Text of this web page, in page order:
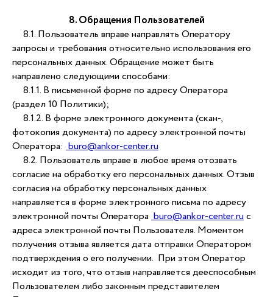
8. Обращения Пользователей
8.1. Пользователь вправе направлять Оператору
запросы и требования относительно использования его
персональных данных. Обращение может быть
направлено следующими способами:
8.1.1. В письменной форме по адресу Оператора
(раздел 10 Политики);
8.1.2. В форме электронного документа (скан-,
фотокопия документа) по адресу электронной почты
Оператора: buro@ankor-center.ru
8.2. Пользователь вправе в любое время отозвать
согласие на обработку его персональных данных. Отзыв
согласия на обработку персональных данных
направляется в форме электронного письма по адресу
электронной почты Оператора buro@ankor-center.ruс
адреса электронной почты Пользователя. Моментом
получения отзыва является дата отправки Оператором
подтверждения о его получении. При этом Оператор
исходит из того, что отзыв направляется дееспособным
Пользователем либо законным представителем
buro@ankor-center.ru
СЕВЕРО-ЗАПАДНЫЙ РАЙОН
Политика конфиденциальности
Политика обработки персональных
данных
Университетская,
7/2
// ост. «ул. Ахазова»
Лукина, 1
// ост. «ул. Академика
филиалы
Пользовательское соглашение
Лицензия
Оферта
Карта сайта